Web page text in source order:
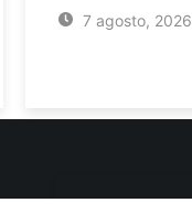
7 agosto, 2026